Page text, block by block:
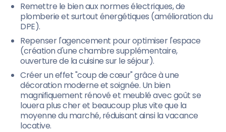
Remettre le bien aux normes électriques, de
plomberie et surtout énergétiques (amélioration du
DPE).
Repenser l'agencement pour optimiser l'espace
(création d'une chambre supplémentaire,
ouverture de la cuisine sur le séjour).
Créer un effet "coup de cœur" grâce à une
décoration moderne et soignée. Un bien
magnifiquement rénové et meublé avec goût se
louera plus cher et beaucoup plus vite que la
moyenne du marché, réduisant ainsi la vacance
locative.